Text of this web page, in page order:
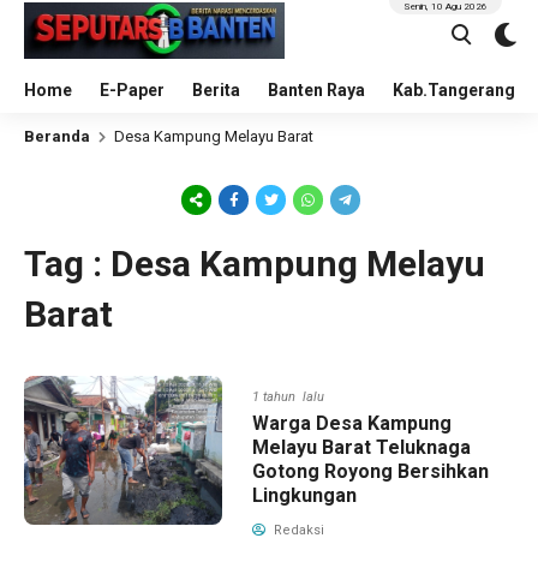
Home E-Paper Berita Banten Raya Kab.Tangerang
Senin, 10 Agu 2026
Beranda Desa Kampung Melayu Barat
Tag : Desa Kampung Melayu
Barat
1 tahun lalu
Warga Desa Kampung
Melayu Barat Teluknaga
Gotong Royong Bersihkan
Lingkungan
Redaksi